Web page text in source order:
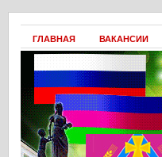
ГЛАВНАЯ ВАКАНСИИ